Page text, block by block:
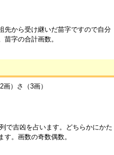
先から受け継いだ苗字ですので自分
字の合計画数。
）さ（3画）
で吉凶を占います。どちらかにかた
。画数の奇数偶数。